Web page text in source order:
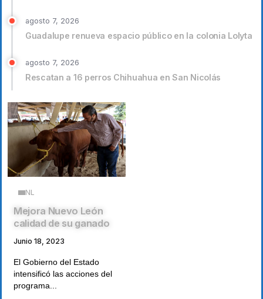
agosto 7, 2026
Guadalupe renueva espacio público en la colonia Lolyta
agosto 7, 2026
Rescatan a 16 perros Chihuahua en San Nicolás
NL
Mejora Nuevo León
calidad de su ganado
Junio 18, 2023
El Gobierno del Estado
intensificó las acciones del
programa...